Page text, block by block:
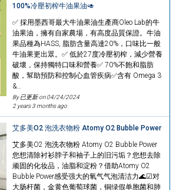
100%冷壓初榨牛油果油🥑
✅ 採用墨西哥最大牛油果油生產商Oleo Lab的牛
油果油，擁有自家農場，有高度品質保證。牛油
果品種為HASS, 脂肪含量高達20%，口味比一般
牛油果更出眾。✅ 低於27度冷壓初榨，減少營養
破壞，保持獨特口味和營養✅ 70%不飽和脂肪
酸，幫助預防和控制心血管疾病✅含有 Omega 3
&…
By 已更新 on04/24/2024
2 years 3 months ago
艾多美O2 泡洗衣物粉 Atomy O2 Bubble Power
艾多美O2 泡洗衣物粉 Atomy O2 Bubble Power
您想清除衬衫脖子和袖子上的旧污垢？您想去除
顽固的化妆品，油脂和淀粉？借助Atomy O2
Bubble Power感受强大的氧气气泡清洁力🌊☑对
大肠杆菌，金黄色葡萄球菌，铜绿假单胞菌和肺